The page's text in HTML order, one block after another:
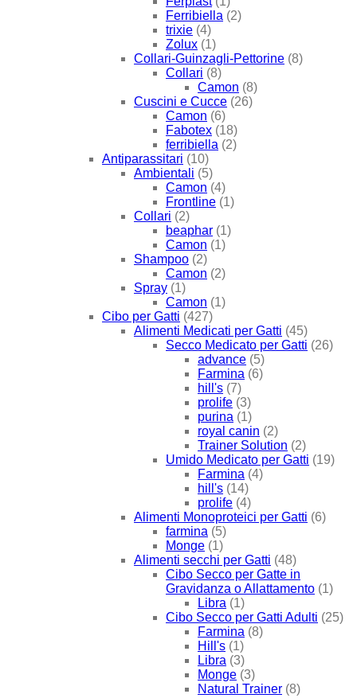
Ferribiella (2)
trixie (4)
Zolux (1)
Collari-Guinzagli-Pettorine (8)
Collari (8)
Camon (8)
Cuscini e Cucce (26)
Camon (6)
Fabotex (18)
ferribiella (2)
Antiparassitari (10)
Ambientali (5)
Camon (4)
Frontline (1)
Collari (2)
beaphar (1)
Camon (1)
Shampoo (2)
Camon (2)
Spray (1)
Camon (1)
Cibo per Gatti (427)
Alimenti Medicati per Gatti (45)
Secco Medicato per Gatti (26)
advance (5)
Farmina (6)
hill's (7)
prolife (3)
purina (1)
royal canin (2)
Trainer Solution (2)
Umido Medicato per Gatti (19)
Farmina (4)
hill's (14)
prolife (4)
Alimenti Monoproteici per Gatti (6)
farmina (5)
Monge (1)
Alimenti secchi per Gatti (48)
Cibo Secco per Gatte in
Gravidanza o Allattamento (1)
Libra (1)
Cibo Secco per Gatti Adulti (25)
Farmina (8)
Hill's (1)
Libra (3)
Monge (3)
Natural Trainer (8)